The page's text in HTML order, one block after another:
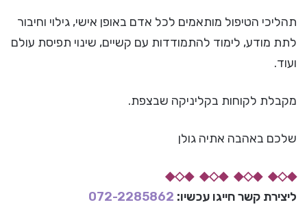
תהליכי הטיפול מותאמים לכל אדם באופן אישי, גילוי וחיבור
לתת מודע, לימוד להתמודדות עם קשיים, שינוי תפיסת עולם
ועוד.
מקבלת לקוחות בקליניקה שבצפת.
שלכם באהבה אתיה גולן
◆◇◆ ◆◇◆ ◆◇◆ ◆◇◆
ליצירת קשר חייגו עכשיו: 072-2285862